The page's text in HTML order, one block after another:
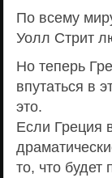
По всему
Уолл Стрит
Но теперь
впутаться в
это.
Если Греция
то, что будет